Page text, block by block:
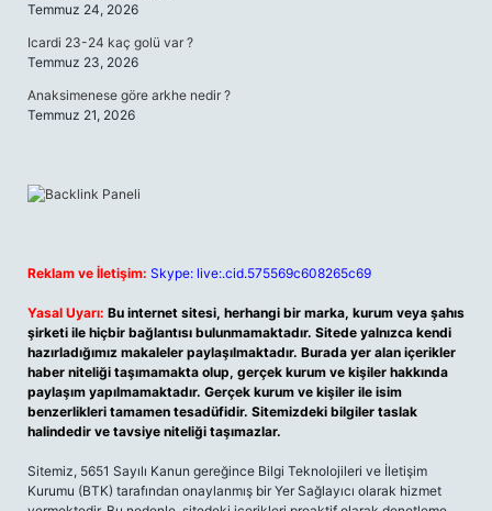
Temmuz 24, 2026
Icardi 23-24 kaç golü var ?
Temmuz 23, 2026
Anaksimenese göre arkhe nedir ?
Temmuz 21, 2026
Reklam ve İletişim: Skype: live:.cid.575569c608265c69
Yasal Uyarı: Bu internet sitesi, herhangi bir marka, kurum veya şahıs
şirketi ile hiçbir bağlantısı bulunmamaktadır. Sitede yalnızca kendi
hazırladığımız makaleler paylaşılmaktadır. Burada yer alan içerikler
haber niteliği taşımamakta olup, gerçek kurum ve kişiler hakkında
paylaşım yapılmamaktadır. Gerçek kurum ve kişiler ile isim
benzerlikleri tamamen tesadüfidir. Sitemizdeki bilgiler taslak
halindedir ve tavsiye niteliği taşımazlar.
Sitemiz, 5651 Sayılı Kanun gereğince Bilgi Teknolojileri ve İletişim
Kurumu (BTK) tarafından onaylanmış bir Yer Sağlayıcı olarak hizmet